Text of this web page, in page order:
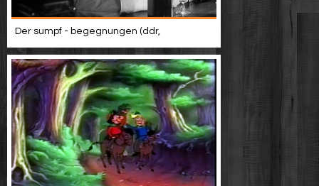
Der sumpf - begegnungen (ddr,